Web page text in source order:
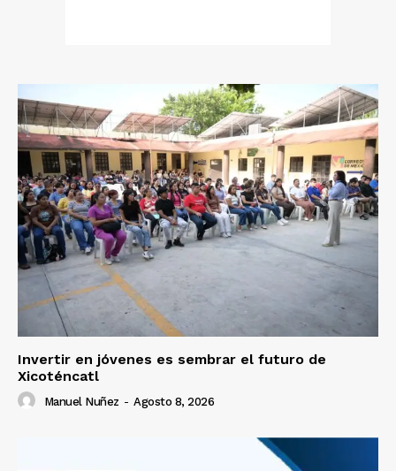
Invertir en jóvenes es sembrar el futuro de
Xicoténcatl
Manuel Nuñez - Agosto 8, 2026